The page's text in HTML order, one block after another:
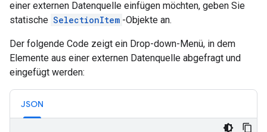
einer externen Datenquelle einfügen möchten, geben Sie
statische SelectionItem -Objekte an.
Der folgende Code zeigt ein Drop-down-Menü, in dem
Elemente aus einer externen Datenquelle abgefragt und
eingefügt werden:
JSON